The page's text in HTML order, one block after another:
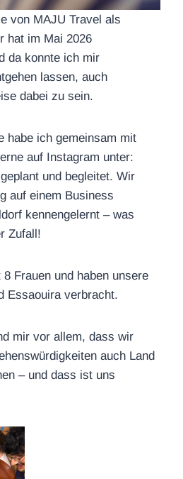
von MAJU Travel als
hat im Mai 2026
da konnte ich mir
lassen, auch
dabei zu sein.
habe ich gemeinsam mit
auf Instagram unter:
und begleitet. Wir
auf einem Business
kennengelernt – was
Zufall!
Frauen und haben unsere
Essaouira verbracht.
mir vor allem, dass wir
auch Land
– und dass ist uns